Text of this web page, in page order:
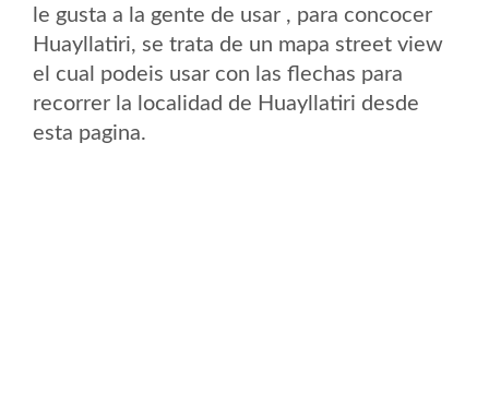
le gusta a la gente de usar , para concocer
Huayllatiri, se trata de un mapa street view
el cual podeis usar con las flechas para
recorrer la localidad de Huayllatiri desde
esta pagina.